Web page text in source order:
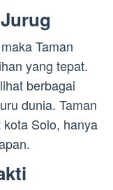
Taman
yang tepat.
berbagai
dunia. Taman
Solo, hanya